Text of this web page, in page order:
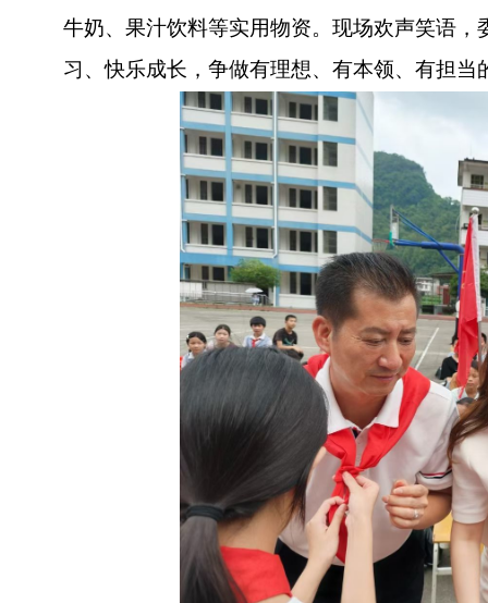
牛奶、果汁饮料等实用物资。现场欢声笑语
习、快乐成长，争做有理想、有本领、有担当